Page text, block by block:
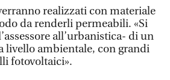
realizzati con materiale
da renderli permeabili. «Si
all’urbanistica- di un
livello ambientale, con grandi
fotovoltaici».